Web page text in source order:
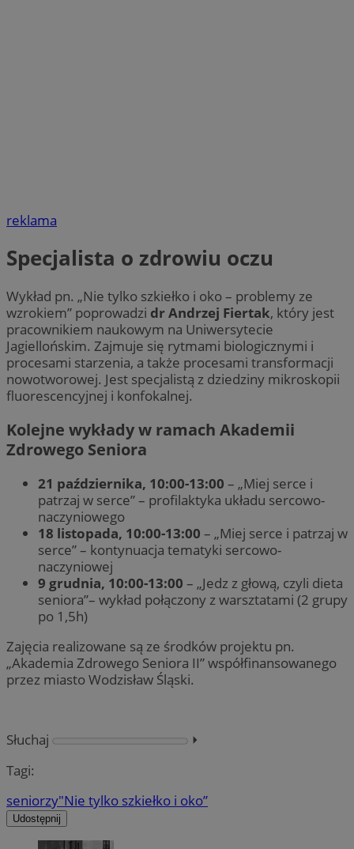
reklama
Specjalista o zdrowiu oczu
Wykład pn. „Nie tylko szkiełko i oko – problemy ze
wzrokiem” poprowadzi dr Andrzej Fiertak, który jest
pracownikiem naukowym na Uniwersytecie
Jagiellońskim. Zajmuje się rytmami biologicznymi i
procesami starzenia, a także procesami transformacji
nowotworowej. Jest specjalistą z dziedziny mikroskopii
fluorescencyjnej i konfokalnej.
Kolejne wykłady w ramach Akademii
Zdrowego Seniora
21 października, 10:00-13:00 – „Miej serce i
patrzaj w serce” – profilaktyka układu sercowo-
naczyniowego
18 listopada, 10:00-13:00 – „Miej serce i patrzaj w
serce” – kontynuacja tematyki sercowo-
naczyniowej
9 grudnia, 10:00-13:00 – „Jedz z głową, czyli dieta
seniora”– wykład połączony z warsztatami (2 grupy
po 1,5h)
Zajęcia realizowane są ze środków projektu pn.
„Akademia Zdrowego Seniora II” współfinansowanego
przez miasto Wodzisław Śląski.
Słuchaj
⏵︎
Tagi:
seniorzy"Nie tylko szkiełko i oko”
Udostępnij